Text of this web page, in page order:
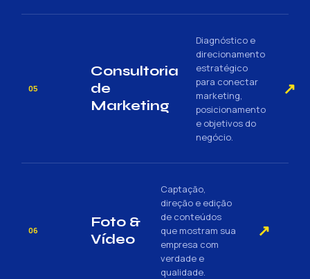
05
Consultoria
de
Marketing
Diagnóstico e
direcionamento
estratégico
para conectar
marketing,
posicionamento
e objetivos do
negócio.
↗
06
Foto &
Vídeo
Captação,
direção e edição
de conteúdos
que mostram sua
empresa com
verdade e
qualidade.
↗